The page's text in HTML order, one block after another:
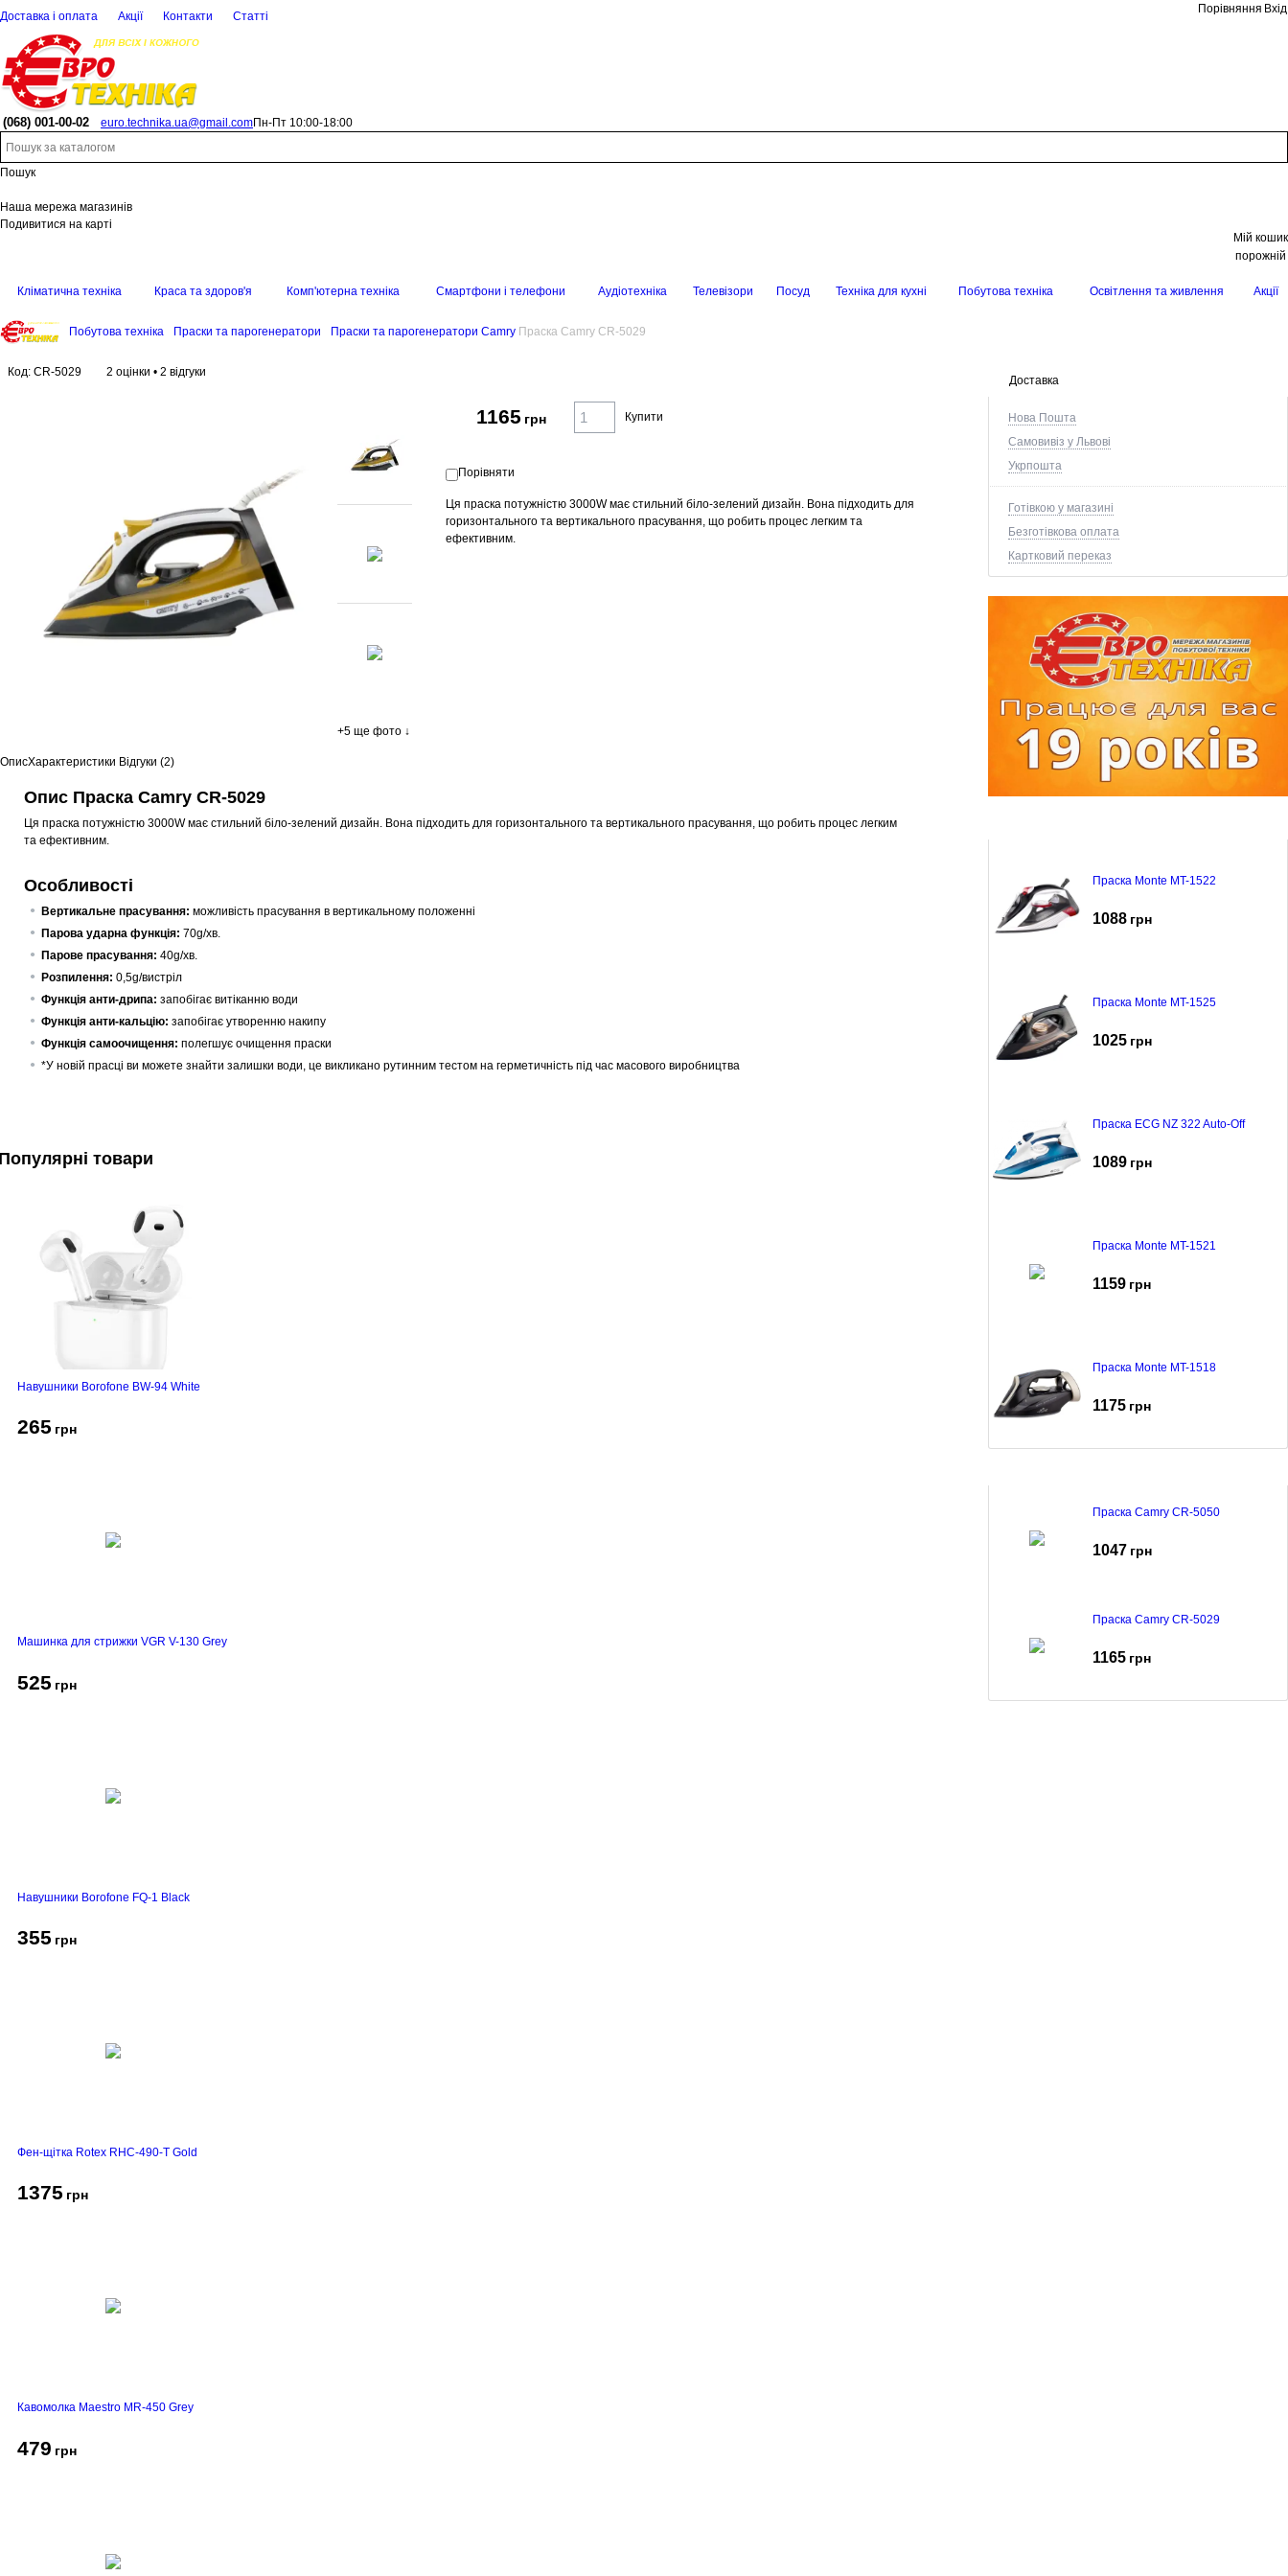
Доставка і оплата Акції Контакти Статті
Порівняння Вхід
(068) 001-00-02 euro.technika.ua@gmail.comПн-Пт 10:00-18:00
Пошук
Наша мережа магазинів
Подивитися на карті
Мій кошик
порожній
Кліматична техніка Краса та здоров'я Комп'ютерна техніка Смартфони і телефони Аудіотехніка Телевізори Посуд Техніка для кухні Побутова техніка Освітлення та живлення Акції
Побутова техніка Праски та парогенератори Праски та парогенератори Camry Праска Camry CR-5029
Доставка
Нова Пошта
Самовивіз у Львові
Укрпошта
Готівкою у магазині
Безготівкова оплата
Картковий переказ
Праска Monte MT-1522
1088 грн
Праска Monte MT-1525
1025 грн
Праска ECG NZ 322 Auto-Off
1089 грн
Праска Monte MT-1521
1159 грн
Праска Monte MT-1518
1175 грн
Праска Camry CR-5050
1047 грн
Праска Camry CR-5029
1165 грн
Код: CR-5029 2 оцінки • 2 відгуки
+5 ще фото ↓
1165 грн Купити
Порівняти
Ця праска потужністю 3000W має стильний біло-зелений дизайн. Вона підходить для
горизонтального та вертикального прасування, що робить процес легким та
ефективним.
ОписХарактеристики Відгуки (2)
Опис Праска Camry CR-5029
Ця праска потужністю 3000W має стильний біло-зелений дизайн. Вона підходить для горизонтального та вертикального прасування, що робить процес легким
та ефективним.
Особливості
Вертикальне прасування: можливість прасування в вертикальному положенні
Парова ударна функція: 70g/хв.
Парове прасування: 40g/хв.
Розпилення: 0,5g/вистріл
Функція анти-дрипа: запобігає витіканню води
Функція анти-кальцію: запобігає утворенню накипу
Функція самоочищення: полегшує очищення праски
*У новій прасці ви можете знайти залишки води, це викликано рутинним тестом на герметичність під час масового виробництва
товари
Навушники Borofone BW-94 White
265 грн
Машинка для стрижки VGR V-130 Grey
525 грн
Навушники Borofone FQ-1 Black
355 грн
Фен-щітка Rotex RHC-490-T Gold
1375 грн
Кавомолка Maestro MR-450 Grey
479 грн